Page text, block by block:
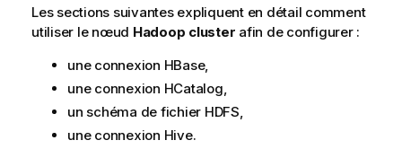
Les sections suivantes expliquent en détail comment
utiliser le nœud Hadoop cluster afin de configurer :
une connexion HBase,
une connexion HCatalog,
un schéma de fichier HDFS,
une connexion Hive.